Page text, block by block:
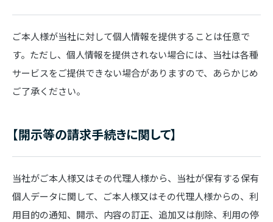
ご本人様が当社に対して個人情報を提供することは任意で
す。ただし、個人情報を提供されない場合には、当社は各種
サービスをご提供できない場合がありますので、あらかじめ
ご了承ください。
【開示等の請求手続きに関して】
当社がご本人様又はその代理人様から、当社が保有する保有
個人データに関して、ご本人様又はその代理人様からの、利
用目的の通知、開示、内容の訂正、追加又は削除、利用の停